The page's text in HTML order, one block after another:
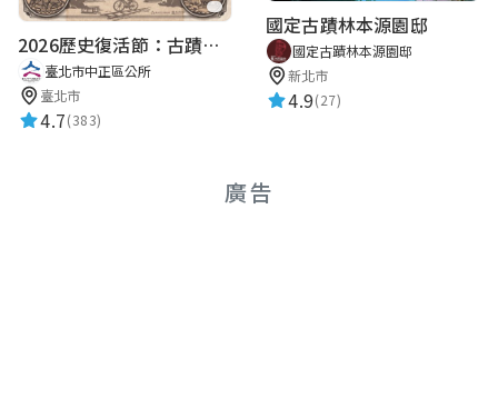
2026歷史復活節：古蹟尋章 | 智慧導覽 × 拾光尋禮
臺北市中正區公所
臺北市
4.7(383)
國定古蹟林本源園邸
國定古蹟林本源園邸
新北市
4.9(27)
廣告